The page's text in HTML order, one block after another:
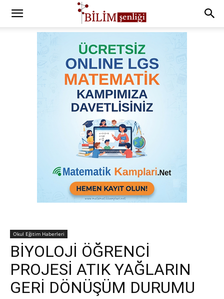
Okul Eğitim Haberleri
BİYOLOJİ ÖĞRENCİ
PROJESİ ATIK YAĞLARIN
GERİ DÖNÜŞÜM DURUMU